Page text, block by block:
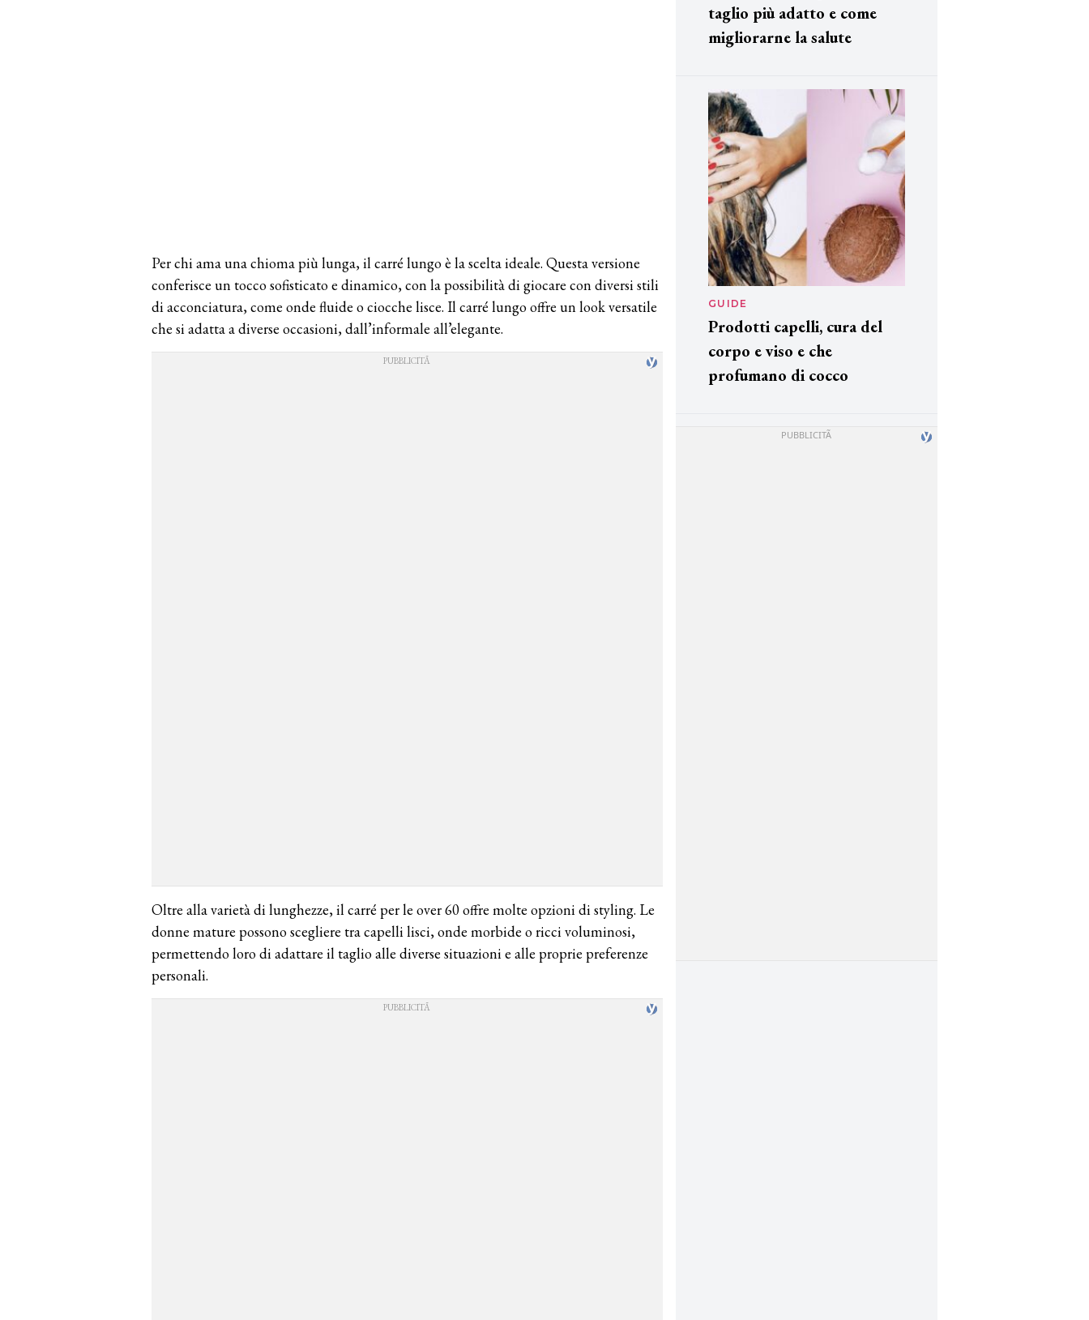
Per chi ama una chioma più lunga, il carré lungo è la scelta ideale. Questa versione
conferisce un tocco sofisticato e dinamico, con la possibilità di giocare con diversi stili
di acconciatura, come onde fluide o ciocche lisce. Il carré lungo offre un look versatile
che si adatta a diverse occasioni, dall’informale all’elegante.
Oltre alla varietà di lunghezze, il carré per le over 60 offre molte opzioni di styling. Le
donne mature possono scegliere tra capelli lisci, onde morbide o ricci voluminosi,
permettendo loro di adattare il taglio alle diverse situazioni e alle proprie preferenze
personali.
taglio più adatto e come
migliorarne la salute
GUIDE
Prodotti capelli, cura del
corpo e viso e che
profumano di cocco